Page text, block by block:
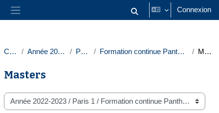
Panneau latéral Activer/désactiver la saisie
Connexion
Cours Année 2022-2023 Paris 1 Formation continue Panthéon-Sorbonne Masters
Masters
Catégories de cours